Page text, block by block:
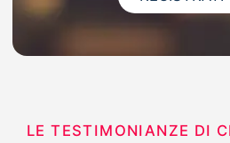
LE TESTIMONIANZE DI